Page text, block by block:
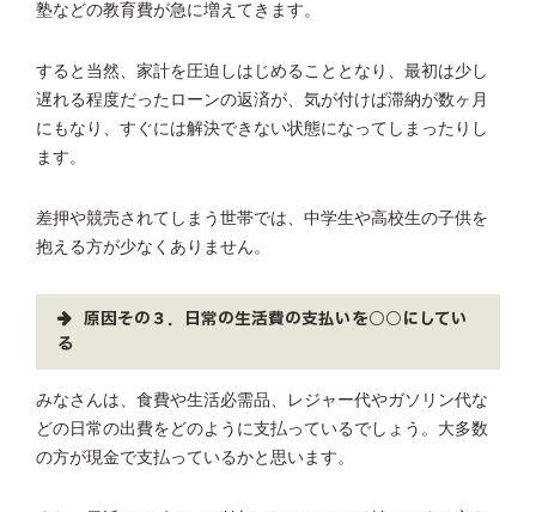
塾などの教育費が急に増えてきます。
すると当然、家計を圧迫しはじめることとなり、最初は少し
遅れる程度だったローンの返済が、気が付けば滞納が数ヶ月
にもなり、すぐには解決できない状態になってしまったりし
ます。
差押や競売されてしまう世帯では、中学生や高校生の子供を
抱える方が少なくありません。
原因その３．日常の生活費の支払いを○○にしてい
る
みなさんは、食費や生活必需品、レジャー代やガソリン代な
どの日常の出費をどのように支払っているでしょう。大多数
の方が現金で支払っているかと思います。